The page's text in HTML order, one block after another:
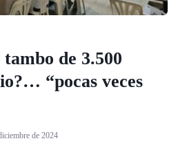
de 3.500
“pocas veces
de 2024